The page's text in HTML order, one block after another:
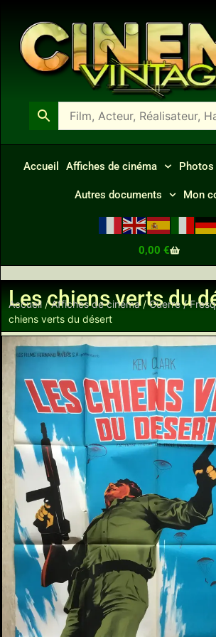
Accueil Affiches de cinéma Photos
Autres documents Mon
0,00 €
Les chiens verts du
Accueil /Affiches de cinéma/Guerre /
chiens verts du désert